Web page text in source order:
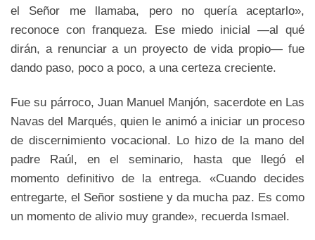
el Señor me llamaba, pero no quería aceptarlo»,
reconoce con franqueza. Ese miedo inicial —al qué
dirán, a renunciar a un proyecto de vida propio— fue
dando paso, poco a poco, a una certeza creciente.
Fue su párroco, Juan Manuel Manjón, sacerdote en Las
Navas del Marqués, quien le animó a iniciar un proceso
de discernimiento vocacional. Lo hizo de la mano del
padre Raúl, en el seminario, hasta que llegó el
momento definitivo de la entrega. «Cuando decides
entregarte, el Señor sostiene y da mucha paz. Es como
un momento de alivio muy grande», recuerda Ismael.